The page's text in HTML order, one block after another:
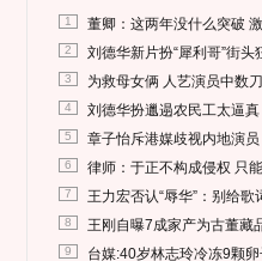
1 董卿：这两年没什么突破
2 刘德华新片扮“犀利哥”街头
3 为救母女俩 人艺演员中数
4 刘德华扮邋遢农民工太逼
5 章子怡斥港媒歧视内地演员
6 律师：于正不构成侵权 只
7 王力宏否认“辱华”：别给歌
8 王刚自曝7成家产为古董藏
9 台媒:40岁林志玲冷冻9颗